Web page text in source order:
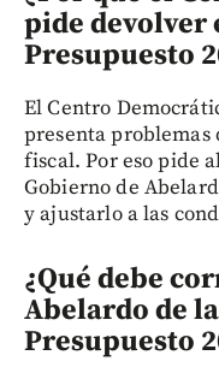
pide devolver
Presupuesto
El Centro
presenta problemas
fiscal. Por eso pide
Gobierno de
y ajustarlo a las
¿Qué debe
Abelardo de
Presupuesto